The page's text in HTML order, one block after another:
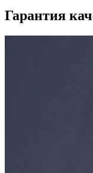
Гарантия